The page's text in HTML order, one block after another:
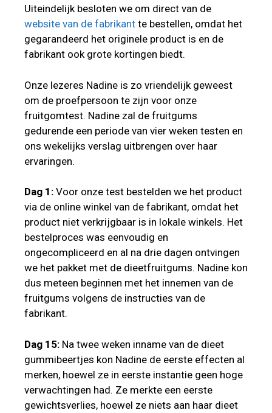
Uiteindelijk besloten we om direct van de
website van de fabrikant te bestellen, omdat het
gegarandeerd het originele product is en de
fabrikant ook grote kortingen biedt.
Onze lezeres Nadine is zo vriendelijk geweest
om de proefpersoon te zijn voor onze
fruitgomtest. Nadine zal de fruitgums
gedurende een periode van vier weken testen en
ons wekelijks verslag uitbrengen over haar
ervaringen.
Dag 1: Voor onze test bestelden we het product
via de online winkel van de fabrikant, omdat het
product niet verkrijgbaar is in lokale winkels. Het
bestelproces was eenvoudig en
ongecompliceerd en al na drie dagen ontvingen
we het pakket met de dieetfruitgums. Nadine kon
dus meteen beginnen met het innemen van de
fruitgums volgens de instructies van de
fabrikant.
Dag 15: Na twee weken inname van de dieet
gummibeertjes kon Nadine de eerste effecten al
merken, hoewel ze in eerste instantie geen hoge
verwachtingen had. Ze merkte een eerste
gewichtsverlies, hoewel ze niets aan haar dieet